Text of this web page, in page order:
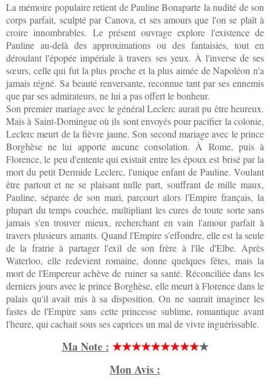
La mémoire populaire retient de Pauline Bonaparte la nudité de son
corps parfait, sculpté par Canova, et ses amours que l'on se plaît à
croire innombrables. Le présent ouvrage explore l'existence de
Pauline au-delà des approximations ou des fantaisies, tout en
déroulant l'épopée impériale à travers ses yeux. À l'inverse de ses
sœurs, celle qui fut la plus proche et la plus aimée de Napoléon n'a
jamais régné. Sa beauté renversante, reconnue tant par ses ennemis
que par ses admirateurs, ne lui a pas offert le bonheur.
Son premier mariage avec le général Leclerc aurait pu être heureux.
Mais à Saint-Domingue où ils sont envoyés pour pacifier la colonie,
Leclerc meurt de la fièvre jaune. Son second mariage avec le prince
Borghèse ne lui apporte aucune consolation. À Rome, puis à
Florence, le peu d'entente qui existait entre les époux est brisé par la
mort du petit Dermide Leclerc, l'unique enfant de Pauline. Voulant
être partout et ne se plaisant nulle part, souffrant de mille maux,
Pauline, séparée de son mari, parcourt alors l'Empire français, la
plupart du temps couchée, multipliant les cures de toute sorte sans
jamais s'en trouver mieux, recherchant en vain l'amour parfait à
travers plusieurs amants. Quand l'Empire s'effondre, elle est la seule
de la fratrie à partager l'exil de son frère à l'île d'Elbe. Après
Waterloo, elle redevient romaine, donne quelques fêtes, mais la
mort de l'Empereur achève de ruiner sa santé. Réconciliée dans les
derniers jours avec le prince Borghèse, elle meurt à Florence dans le
palais qu'il avait mis à sa disposition. On ne saurait imaginer les
fastes de l'Empire sans cette princesse sublime, romantique avant
l'heure, qui cachait sous ses caprices un mal de vivre inguérissable.
Ma Note : ★★★★★★★★★★
Mon Avis :